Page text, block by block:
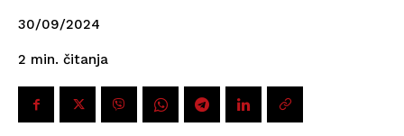
30/09/2024
2 min. čitanja